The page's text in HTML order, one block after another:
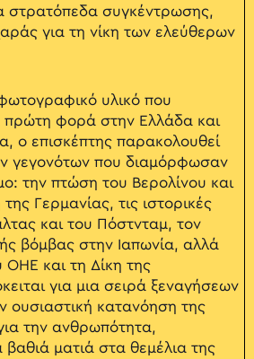
στρατόπεδα συγκέντρωσης,
για τη νίκη των ελεύθερων
υλικό που
πρώτη φορά στην Ελλάδα και
ο επισκέπτης παρακολουθεί
γεγονότων που διαμόρφωσαν
την πτώση του Βερολίνου και
Γερμανίας, τις ιστορικές
και του Πόστνταμ, τον
βόμβας στην Ιαπωνία, αλλά
ΟΗΕ και τη Δίκη της
για μια σειρά ξεναγήσεων
ουσιαστική κατανόηση της
την ανθρωπότητα,
ματιά στα θεμέλια της